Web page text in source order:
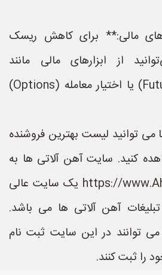
مالی:** برای کاهش ریسک
از ابزارهای مالی مانند
قراردادهای آتی (Futures) یا اختیار معامله (Options)
توانید لیست بهترین فروشنده
کنید. سایت آهن آلاتی ها به
نشانی https://www.AhanAlatiHa.ir یک سایت عالی
آهن آلاتی ها می باشد.
توانند در این سایت ثبت نام
را ثبت کنند.